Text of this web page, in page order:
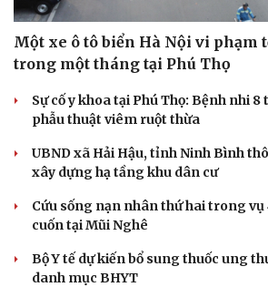
Một xe ô tô biển Hà Nội vi phạm
trong một tháng tại Phú Thọ
Sự cố y khoa tại Phú Thọ: Bệnh nhi
phẫu thuật viêm ruột thừa
UBND xã Hải Hậu, tỉnh Ninh Bình
xây dựng hạ tầng khu dân cư
Cứu sống nạn nhân thứ hai trong
cuốn tại Mũi Nghê
Bộ Y tế dự kiến bổ sung thuốc ung
danh mục BHYT